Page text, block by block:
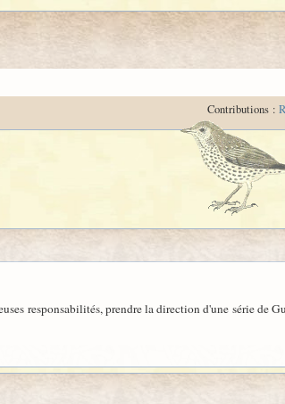
Contributions :
responsabilités, prendre la direction d'une série de